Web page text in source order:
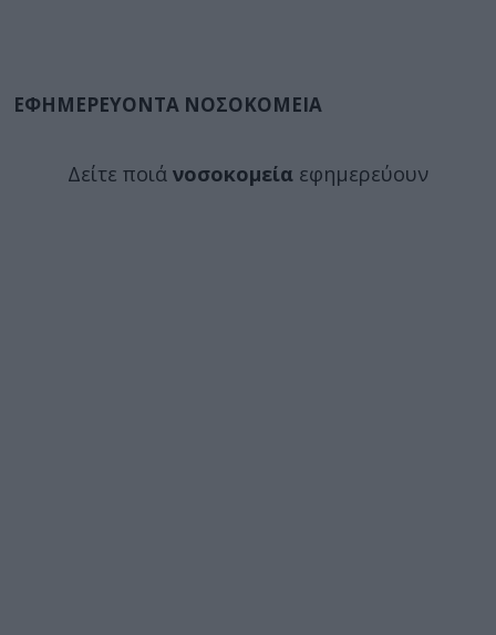
ΕΦΗΜΕΡΕΥΟΝΤΑ ΝΟΣΟΚΟΜΕΙΑ
Δείτε ποιά νοσοκομεία εφημερεύουν